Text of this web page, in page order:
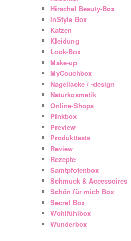
Hirschel Beauty-Box
InStyle Box
Katzen
Kleidung
Look-Box
Make-up
MyCouchbox
Nagellacke / -design
Naturkosmetik
Online-Shops
Pinkbox
Preview
Produkttests
Review
Rezepte
Samtpfotenbox
Schmuck & Accessoires
Schön für mich Box
Secret Box
Wohlfühlbox
Wunderbox